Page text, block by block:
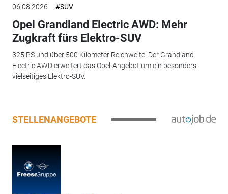
06.08.2026 #SUV
Opel Grandland Electric AWD: Mehr
Zugkraft fürs Elektro-SUV
325 PS und über 500 Kilometer Reichweite: Der Grandland
Electric AWD erweitert das Opel-Angebot um ein besonders
vielseitiges Elektro-SUV.
STELLENANGEBOTE